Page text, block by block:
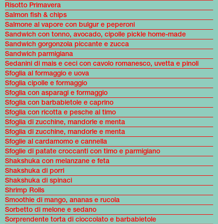
Risotto Primavera
Salmon fish & chips
Salmone al vapore con bulgur e peperoni
Sandwich con tonno, avocado, cipolle pickle home-made
Sandwich gorgonzola piccante e zucca
Sandwich parmigiana
Sedanini di mais e ceci con cavolo romanesco, uvetta e pinoli
Sfoglia al formaggio e uova
Sfoglia cipolle e formaggio
Sfoglia con asparagi e formaggio
Sfoglia con barbabietole e caprino
Sfoglia con ricotta e pesche al timo
Sfoglia di zucchine, mandorle e menta
Sfoglia di zucchine, mandorle e menta
Sfoglie al cardamomo e cannella
Sfoglie di patate croccanti con timo e parmigiano
Shakshuka con melanzane e feta
Shakshuka di porri
Shakshuka di spinaci
Shrimp Rolls
Smoothie di mango, ananas e rucola
Sorbetto di melone e sedano
Sorprendente torta di cioccolato e barbabietole